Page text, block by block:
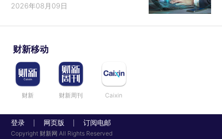
2026年08月09日
财新移动
财新 财新周刊 Caixin
登录 网页版 订阅电邮
Copyright 财新网 All Rights Reserved